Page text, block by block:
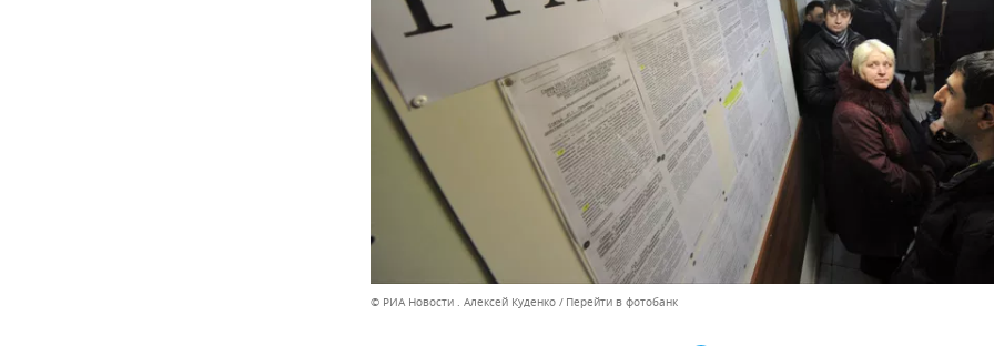
© РИА Новости . Алексей Куденко Перейти в фотобанк